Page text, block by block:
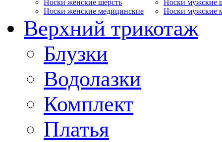
Носки женские шерсть
Носки женские медицинские
Носки мужские
Носки мужские
Верхний трикотаж
Блузки
Водолазки
Комплект
Платья